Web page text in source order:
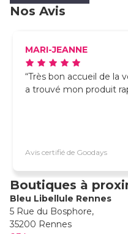
Nos Avis
MARI-JEANNE
Avis certifié de Goodays
Très bon accueil de la
a trouvé mon produit
Boutiques à
Bleu Libellule Rennes
5 Rue du Bosphore,
35200 Rennes